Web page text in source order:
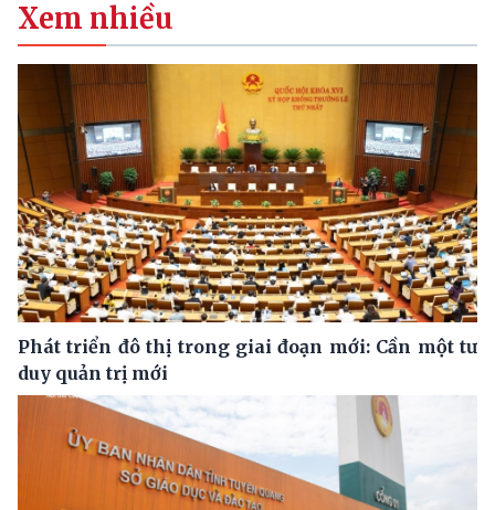
Xem nhiều
Phát triển đô thị trong giai đoạn mới: Cần một tư
duy quản trị mới